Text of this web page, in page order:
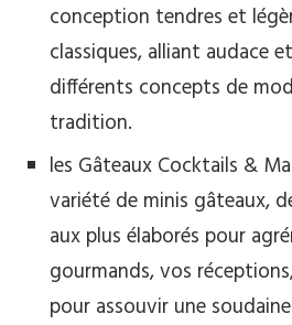
conception tendres et
classiques, alliant audace
différents concepts de
tradition.
les Gâteaux Cocktails &
variété de minis gâteaux,
aux plus élaborés pour
gourmands, vos
pour assouvir une